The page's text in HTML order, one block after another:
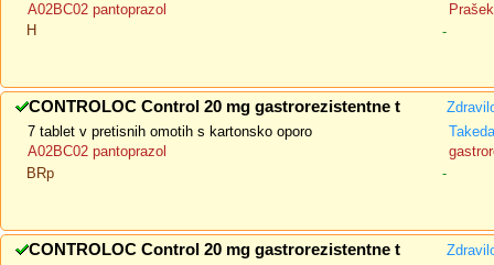
A02BC02 pantoprazol
H
-
CONTROLOC Control 20 mg gastrorezistentne t
7 tablet v pretisnih omotih s kartonsko oporo
A02BC02 pantoprazol
BRp
-
CONTROLOC Control 20 mg gastrorezistentne t